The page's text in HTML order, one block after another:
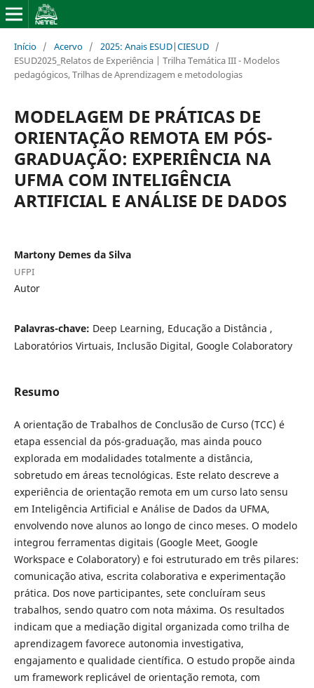
Início / Acervo / 2025: Anais ESUD|CIESUD /
ESUD2025_Relatos de Experiência | Trilha Temática III - Modelos
pedagógicos, Trilhas de Aprendizagem e metodologias
MODELAGEM DE PRÁTICAS DE
ORIENTAÇÃO REMOTA EM PÓS-
GRADUAÇÃO: EXPERIÊNCIA NA
UFMA COM INTELIGÊNCIA
ARTIFICIAL E ANÁLISE DE DADOS
Martony Demes da Silva
UFPI
Autor
Palavras-chave: Deep Learning, Educação a Distância ,
Laboratórios Virtuais, Inclusão Digital, Google Colaboratory
Resumo
A orientação de Trabalhos de Conclusão de Curso (TCC) é
etapa essencial da pós-graduação, mas ainda pouco
explorada em modalidades totalmente a distância,
sobretudo em áreas tecnológicas. Este relato descreve a
experiência de orientação remota em um curso lato sensu
em Inteligência Artificial e Análise de Dados da UFMA,
envolvendo nove alunos ao longo de cinco meses. O modelo
integrou ferramentas digitais (Google Meet, Google
Workspace e Colaboratory) e foi estruturado em três pilares:
comunicação ativa, escrita colaborativa e experimentação
prática. Dos nove participantes, sete concluíram seus
trabalhos, sendo quatro com nota máxima. Os resultados
indicam que a mediação digital organizada como trilha de
aprendizagem favorece autonomia investigativa,
engajamento e qualidade científica. O estudo propõe ainda
um framework replicável de orientação remota, com